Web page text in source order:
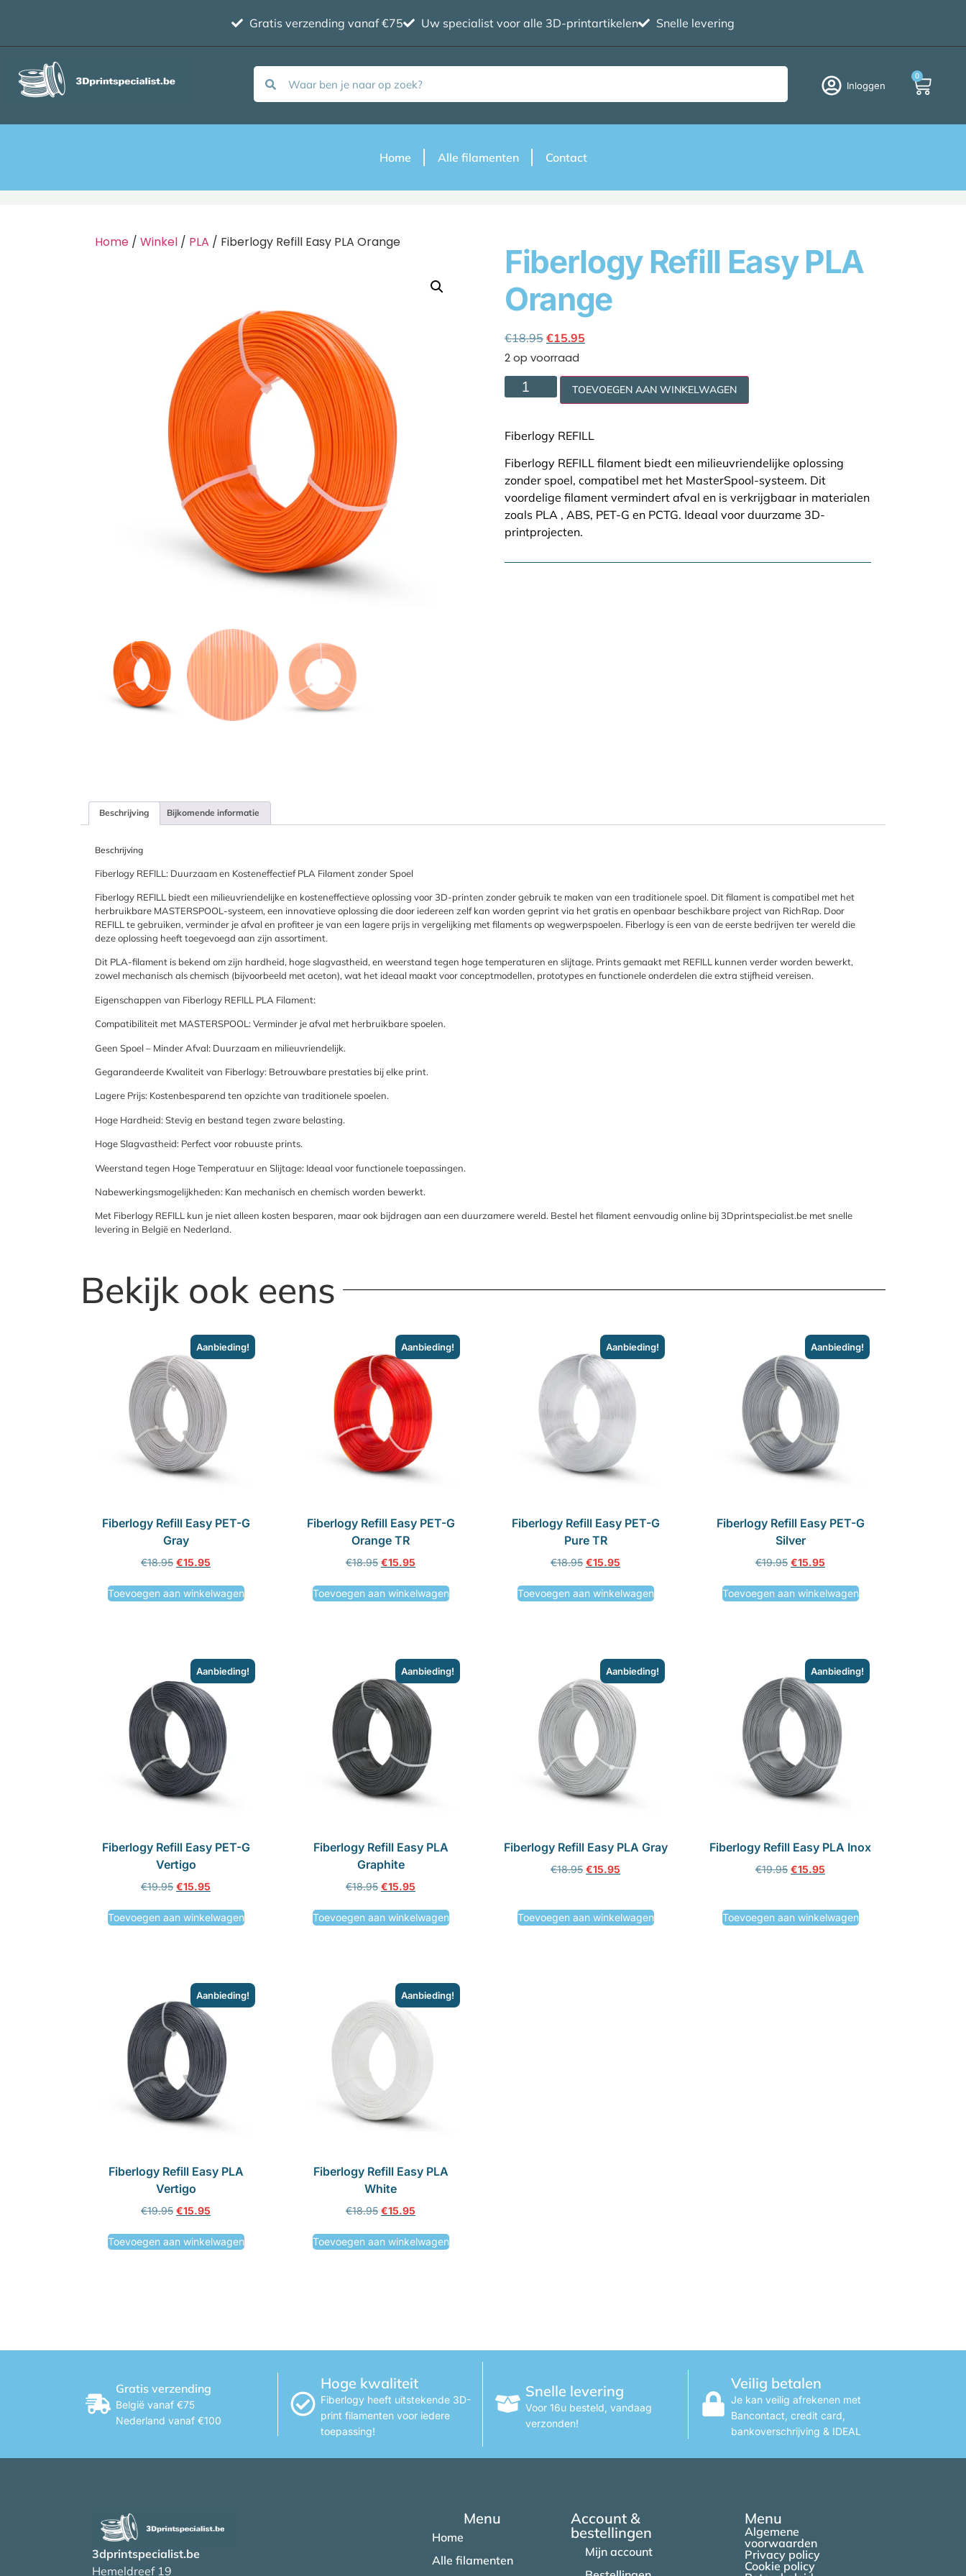
Gratis verzending vanaf €75 Uw specialist voor alle 3D-printartikelen Snelle levering
Inloggen
0
Home Alle filamenten Contact
Home / Winkel / PLA / Fiberlogy Refill Easy PLA Orange
Fiberlogy Refill Easy PLA
Orange
€18.95 €15.95
2 op voorraad
TOEVOEGEN AAN WINKELWAGEN
Fiberlogy REFILL
Fiberlogy REFILL filament biedt een milieuvriendelijke oplossing
zonder spoel, compatibel met het MasterSpool-systeem. Dit
voordelige filament vermindert afval en is verkrijgbaar in materialen
zoals PLA , ABS, PET-G en PCTG. Ideaal voor duurzame 3D-
printprojecten.
Beschrijving Bijkomende informatie
Beschrijving
Fiberlogy REFILL: Duurzaam en Kosteneffectief PLA Filament zonder Spoel
Fiberlogy REFILL biedt een milieuvriendelijke en kosteneffectieve oplossing voor 3D-printen zonder gebruik te maken van een traditionele spoel. Dit filament is compatibel met het
herbruikbare MASTERSPOOL-systeem, een innovatieve oplossing die door iedereen zelf kan worden geprint via het gratis en openbaar beschikbare project van RichRap. Door
REFILL te gebruiken, verminder je afval en profiteer je van een lagere prijs in vergelijking met filaments op wegwerpspoelen. Fiberlogy is een van de eerste bedrijven ter wereld die
deze oplossing heeft toegevoegd aan zijn assortiment.
Dit PLA-filament is bekend om zijn hardheid, hoge slagvastheid, en weerstand tegen hoge temperaturen en slijtage. Prints gemaakt met REFILL kunnen verder worden bewerkt,
zowel mechanisch als chemisch (bijvoorbeeld met aceton), wat het ideaal maakt voor conceptmodellen, prototypes en functionele onderdelen die extra stijfheid vereisen.
Eigenschappen van Fiberlogy REFILL PLA Filament:
Compatibiliteit met MASTERSPOOL: Verminder je afval met herbruikbare spoelen.
Geen Spoel – Minder Afval: Duurzaam en milieuvriendelijk.
Gegarandeerde Kwaliteit van Fiberlogy: Betrouwbare prestaties bij elke print.
Lagere Prijs: Kostenbesparend ten opzichte van traditionele spoelen.
Hoge Hardheid: Stevig en bestand tegen zware belasting.
Hoge Slagvastheid: Perfect voor robuuste prints.
Weerstand tegen Hoge Temperatuur en Slijtage: Ideaal voor functionele toepassingen.
Nabewerkingsmogelijkheden: Kan mechanisch en chemisch worden bewerkt.
Met Fiberlogy REFILL kun je niet alleen kosten besparen, maar ook bijdragen aan een duurzamere wereld. Bestel het filament eenvoudig online bij 3Dprintspecialist.be met snelle
levering in België en Nederland.
Bekijk ook eens
Aanbieding!
Fiberlogy Refill Easy PET-G
Gray
€18.95 €15.95
Toevoegen aan winkelwagen
Aanbieding!
Fiberlogy Refill Easy PET-G
Orange TR
€18.95 €15.95
Toevoegen aan winkelwagen
Aanbieding!
Fiberlogy Refill Easy PET-G
Pure TR
€18.95 €15.95
Toevoegen aan winkelwagen
Aanbieding!
Fiberlogy Refill Easy PET-G
Silver
€19.95 €15.95
Toevoegen aan winkelwagen
Aanbieding!
Fiberlogy Refill Easy PET-G
Vertigo
€19.95 €15.95
Toevoegen aan winkelwagen
Aanbieding!
Fiberlogy Refill Easy PLA
Graphite
€18.95 €15.95
Toevoegen aan winkelwagen
Aanbieding!
Fiberlogy Refill Easy PLA Gray
€18.95 €15.95
Toevoegen aan winkelwagen
Aanbieding!
Fiberlogy Refill Easy PLA Inox
€19.95 €15.95
Toevoegen aan winkelwagen
Aanbieding!
Fiberlogy Refill Easy PLA
Vertigo
€19.95 €15.95
Toevoegen aan winkelwagen
Aanbieding!
Fiberlogy Refill Easy PLA
White
€18.95 €15.95
Toevoegen aan winkelwagen
Gratis verzending
België vanaf €75
Nederland vanaf €100
Hoge kwaliteit
Fiberlogy heeft uitstekende 3D-
print filamenten voor iedere
toepassing!
Snelle levering
Voor 16u besteld, vandaag
verzonden!
Veilig betalen
Je kan veilig afrekenen met
Bancontact, credit card,
bankoverschrijving & IDEAL
3dprintspecialist.be
Hemeldreef 19
Menu
Home
Alle filamenten
Account &
bestellingen
Mijn account
Menu
Algemene
voorwaarden
Privacy policy
Cookie policy